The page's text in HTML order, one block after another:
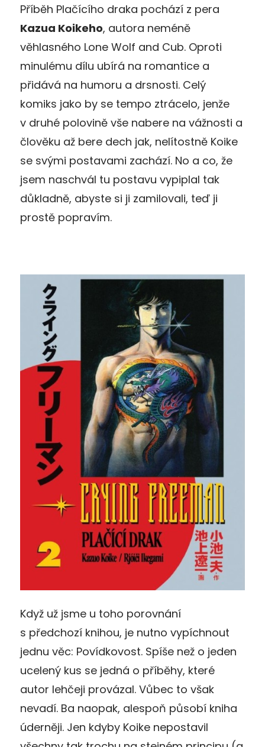
Příběh Plačícího draka pochází z pera
Kazua Koikeho, autora neméně
věhlasného Lone Wolf and Cub. Oproti
minulému dílu ubírá na romantice a
přidává na humoru a drsnosti. Celý
komiks jako by se tempo ztrácelo, jenže
v druhé polovině vše nabere na vážnosti a
člověku až bere dech jak, nelítostně Koike
se svými postavami zachází. No a co, že
jsem naschvál tu postavu vypiplal tak
důkladně, abyste si ji zamilovali, teď ji
prostě popravím.
Když už jsme u toho porovnání
s předchozí knihou, je nutno vypíchnout
jednu věc: Povídkovost. Spíše než o jeden
ucelený kus se jedná o příběhy, které
autor lehčeji provázal. Vůbec to však
nevadí. Ba naopak, alespoň působí kniha
úderněji. Jen kdyby Koike nepostavil